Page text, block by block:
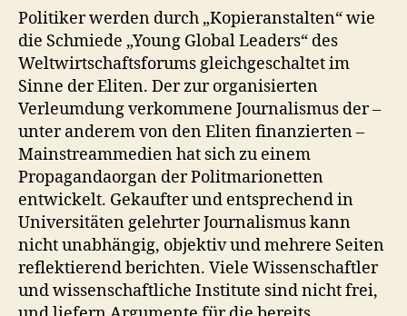
Politiker werden durch „Kopieranstalten“ wie
die Schmiede „Young Global Leaders“ des
Weltwirtschaftsforums gleichgeschaltet im
Sinne der Eliten. Der zur organisierten
Verleumdung verkommene Journalismus der –
unter anderem von den Eliten finanzierten –
Mainstreammedien hat sich zu einem
Propagandaorgan der Politmarionetten
entwickelt. Gekaufter und entsprechend in
Universitäten gelehrter Journalismus kann
nicht unabhängig, objektiv und mehrere Seiten
reflektierend berichten. Viele Wissenschaftler
und wissenschaftliche Institute sind nicht frei,